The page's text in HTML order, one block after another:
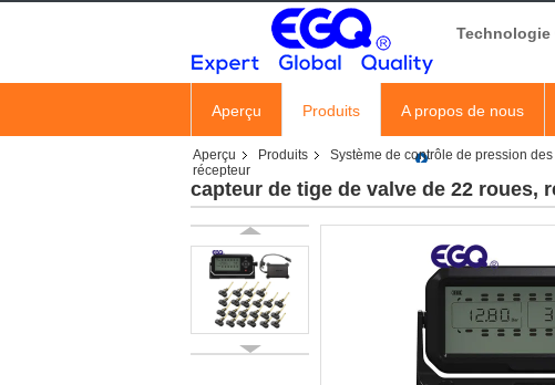
Technologie
Aperçu Produits A propos de nous
Aperçu Produits Système de contrôle de pression
récepteur
capteur de tige de valve de 22 roues,